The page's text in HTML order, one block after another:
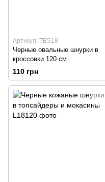
Артикул: TES18
Черные овальные шнурки в
кроссовки 120 см
110 грн